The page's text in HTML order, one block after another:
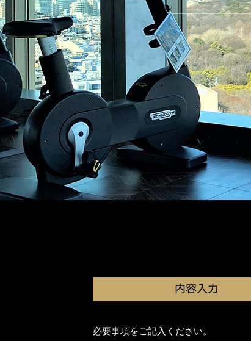
必要事項をご記入ください。